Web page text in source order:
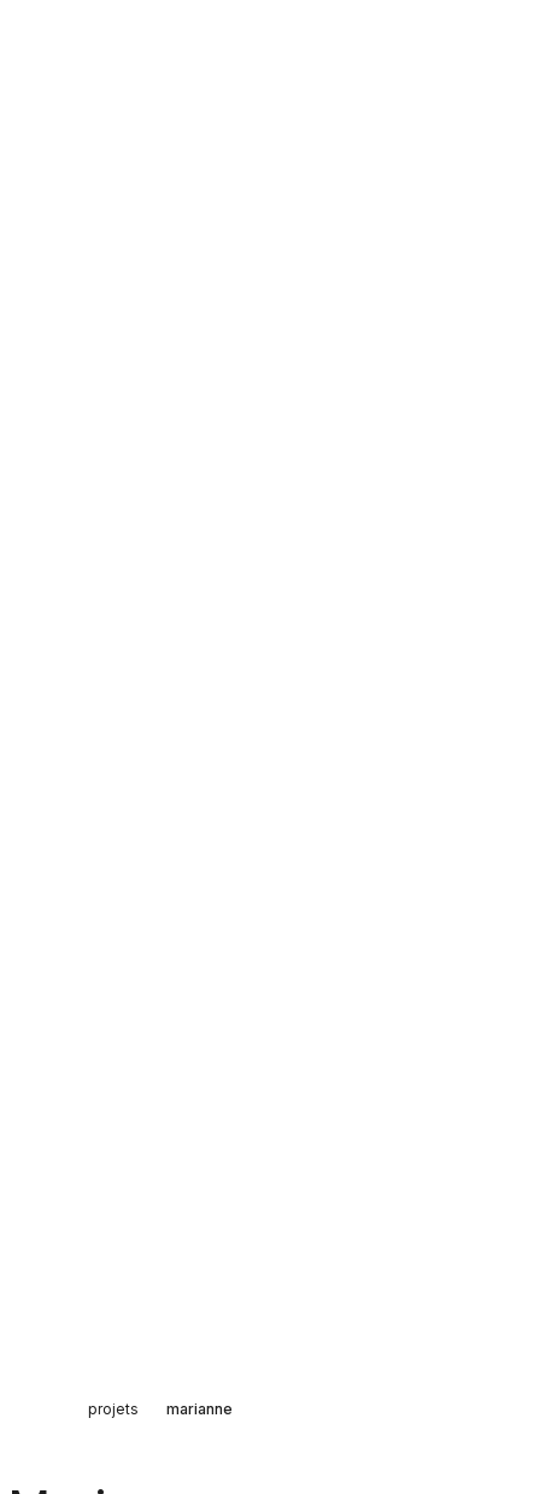
projets marianne